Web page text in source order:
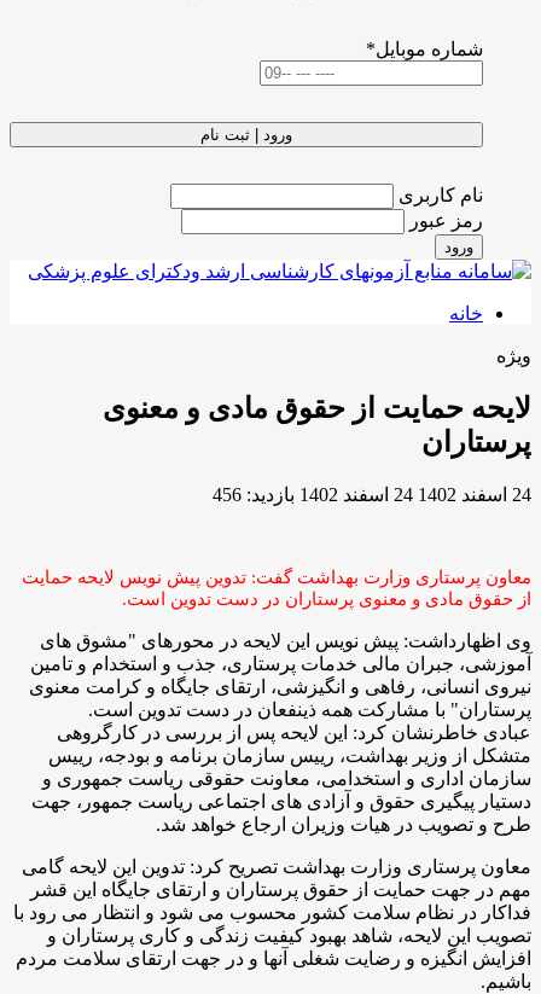
شماره موبایل*
ورود | ثبت نام
نام کاربری
رمز عبور
ورود
خانه
ویژه
لایحه حمایت از حقوق مادی و معنوی
پرستاران
24 اسفند 1402 24 اسفند 1402 بازدید: 456
معاون پرستاری وزارت بهداشت گفت: تدوین پیش نویس لایحه حمایت
از حقوق مادی و معنوی پرستاران در دست تدوین است.
وی اظهارداشت: پیش نویس این لایحه در محورهای "مشوق های
آموزشی، جبران مالی خدمات پرستاری، جذب و استخدام و تامین
نیروی انسانی، رفاهی و انگیزشی، ارتقای جایگاه و کرامت معنوی
پرستاران" با مشارکت همه ذینفعان در دست تدوین است.
عبادی خاطرنشان کرد: این لایحه پس از بررسی در کارگروهی
متشکل از وزیر بهداشت، رییس سازمان برنامه و بودجه، رییس
سازمان اداری و استخدامی، معاونت حقوقی ریاست جمهوری و
دستیار پیگیری حقوق و آزادی های اجتماعی ریاست جمهور، جهت
طرح و تصویب در هیات وزیران ارجاع خواهد شد.
معاون پرستاری وزارت بهداشت تصریح کرد: تدوین این لایحه گامی
مهم در جهت حمایت از حقوق پرستاران و ارتقای جایگاه این قشر
فداکار در نظام سلامت کشور محسوب می شود و انتظار می رود با
تصویب این لایحه، شاهد بهبود کیفیت زندگی و کاری پرستاران و
افزایش انگیزه و رضایت شغلی آنها و در جهت ارتقای سلامت مردم
باشیم.